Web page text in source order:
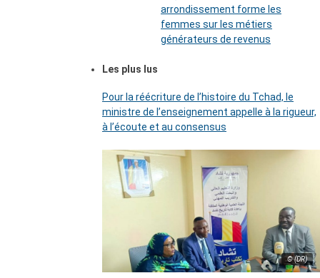
arrondissement forme les
femmes sur les métiers
générateurs de revenus
Les plus lus
Pour la réécriture de l’histoire du Tchad, le
ministre de l’enseignement appelle à la rigueur,
à l’écoute et au consensus
© (DR)